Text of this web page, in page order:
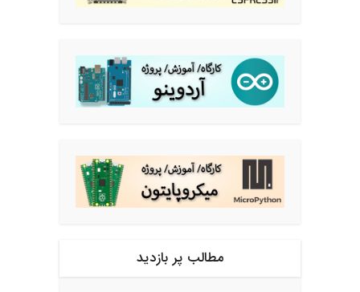
مطالب پر بازدید